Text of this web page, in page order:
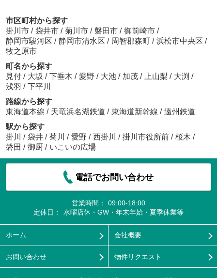
市区町村から探す
掛川市 / 袋井市 / 菊川市 / 磐田市 / 御前崎市 /
静岡市駿河区 / 静岡市清水区 / 周智郡森町 / 浜松市中央区 /
牧之原市
町名から探す
見付 / 大坂 / 下垂木 / 愛野 / 大池 / 加茂 / 上山梨 / 大渕 /
浅羽 / 下平川
路線から探す
東海道本線 / 天竜浜名湖鉄道 / 東海道新幹線 / 遠州鉄道
駅から探す
掛川
/ 袋井 / 菊川 / 愛野 / 西掛川 / 掛川市役所前 / 桜木 /
磐田 / 御厨 / いこいの広場
電話でお問い合わせ
営業時間：
09:00-18:00
定休日：
水曜店休・GW・年末年始・夏季休業等
ホーム 会社概要
お問い合わせ 物件リクエスト